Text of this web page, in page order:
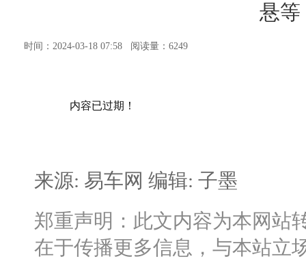
悬等
时间：2024-03-18 07:58 阅读量：6249
内容已过期！
来源: 易车网 编辑: 子墨
郑重声明：此文内容为本网站
在于传播更多信息，与本站立